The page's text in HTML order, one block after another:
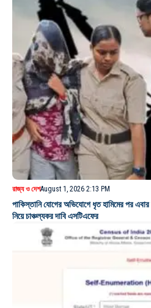
রাজ্য ও দেশAugust 1, 2026 2:13 PM
পাকিস্তানি যোগের অভিযোগে ধৃত হামিমের পর এবার
নিয়ে চাঞ্চল্যকর দাবি এসটিএফের